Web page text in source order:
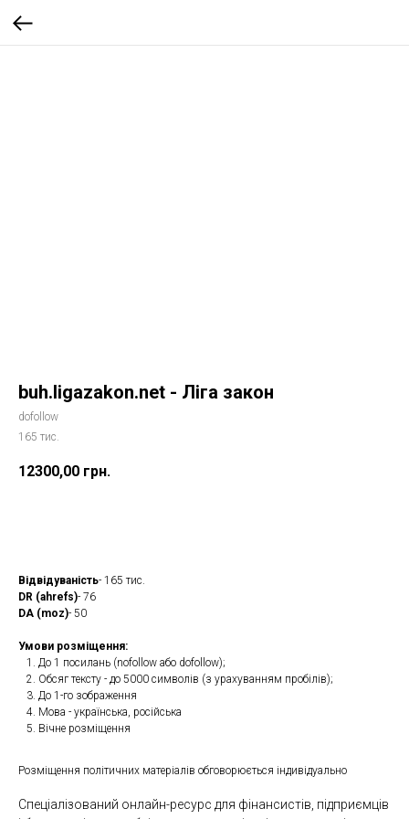
buh.ligazakon.net - Ліга закон
dofollow
165 тис.
12300,00 грн.
Відвідуваність- 165 тис.
DR (ahrefs)- 76
DA (moz)- 50
Умови розміщення:
До 1 посилань (nofollow або dofollow);
Обсяг тексту - до 5000 символів (з урахуванням пробілів);
До 1-го зображення
Мова - українська, російська
Вічне розміщення
Розміщення політичних матеріалів обговорюється індивідуально
Спеціалізований онлайн-ресурс для фінансистів, підприємців